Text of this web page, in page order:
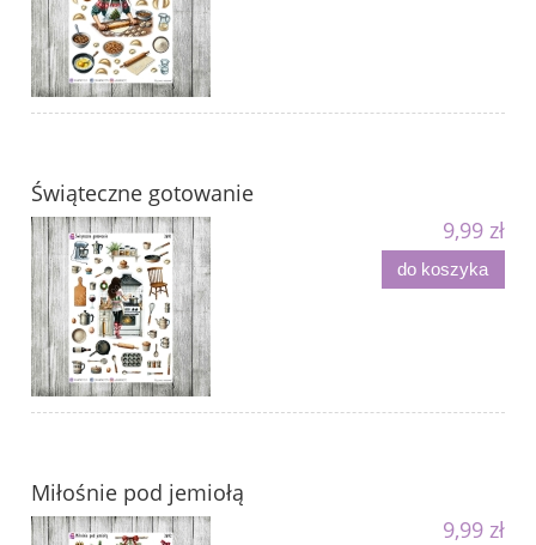
Świąteczne gotowanie
9,99 zł
do koszyka
Miłośnie pod jemiołą
9,99 zł